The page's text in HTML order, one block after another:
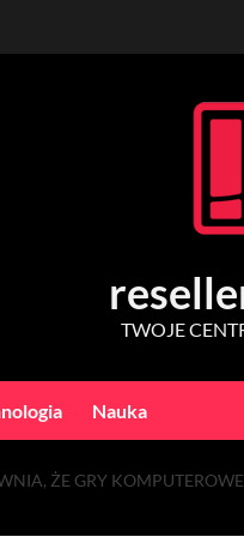
TWOJE
Nauka
ŻE GRY